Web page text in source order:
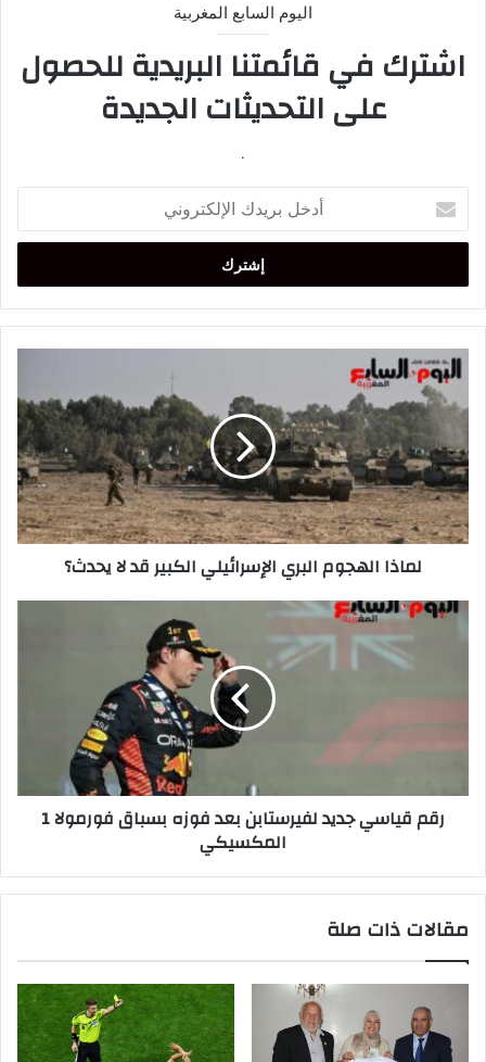
اليوم السابع المغربية
اشترك في قائمتنا البريدية للحصول
على التحديثات الجديدة
.
بريدك
الإلكتروني
لماذا
الهجوم
البري
الإسرائيلي
الكبير
قد
لا
يحدث؟
لماذا الهجوم البري الإسرائيلي الكبير قد لا يحدث؟
رقم
بعد
فوزه
1
المكسيكي
رقم قياسي جديد لفيرستابن بعد فوزه بسباق فورمولا 1
المكسيكي
مقالات ذات صلة